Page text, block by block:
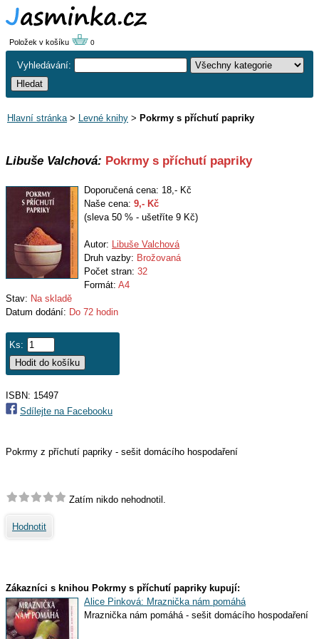
Položek v košíku 0
Vyhledávání:
Hlavní stránka> Levné knihy > Pokrmy s příchutí papriky
Libuše Valchová: Pokrmy s příchutí papriky
Doporučená cena: 18,- Kč
Naše cena: 9,- Kč
(sleva 50 % - ušetříte 9 Kč)
Autor: Libuše Valchová
Druh vazby: Brožovaná
Počet stran: 32
Formát: A4
Stav: Na skladě
Datum dodání: Do 72 hodin
Ks:
ISBN: 15497
Sdílejte na Facebooku
Pokrmy z příchutí papriky - sešit domácího hospodaření
Zatím nikdo nehodnotil.
Hodnotit
Zákazníci s knihou Pokrmy s příchutí papriky kupují:
Alice Pinková: Mraznička nám pomáhá
Mraznička nám pomáhá - sešit domácího hospodaření